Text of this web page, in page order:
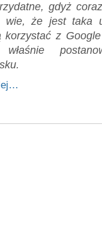
gdyż
wie, że jest taka
korzystać z
właśnie